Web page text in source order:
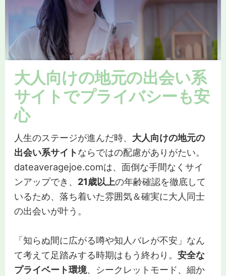
大人向けの地元の出会い系
サイトでプライバシーも安
心
人生のステージが進んだ時、 大人向けの地元の
出会い系サイトならではの配慮がありがたい。
dateaveragejoe.comは、面倒な手間なくサイ
ンアップでき、 21歳以上の年齢確認を徹底して
いるため、落ち着いた雰囲気＆確実に大人同士
の出会いが叶う。
「知らぬ間に広がる噂や知人バレが不安」なん
て考えて足踏みする時期はもう終わり。 安全な
プライベート環境、シークレットモード、細か